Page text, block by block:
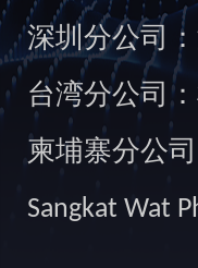
深圳分公司
台湾分公司
柬埔寨分公司
Sangkat Wat